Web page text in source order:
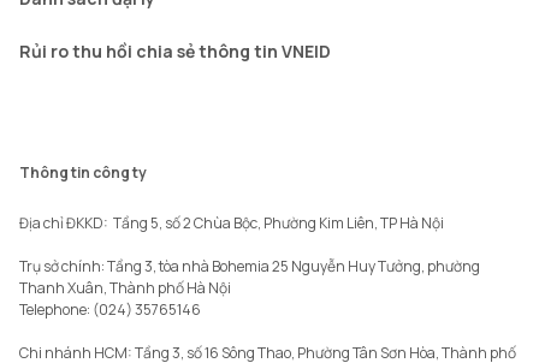
Rủi ro thu hồi chia sẻ thông tin VNEID
Thông tin công ty
Địa chỉ ĐKKD:  Tầng 5, số 2 Chùa Bộc, Phường Kim Liên, TP Hà Nội
Trụ sở chính: Tầng 3, tòa nhà Bohemia 25 Nguyễn Huy Tưởng, phường
Thanh Xuân, Thành phố Hà Nội
Telephone: (024) 35765146
Chi nhánh HCM: Tầng 3, số 16 Sông Thao, Phường Tân Sơn Hòa, Thành phố